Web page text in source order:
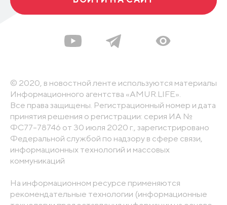
© 2020, в новостной ленте используются материалы
Информационного агентства «AMUR.LIFE».
Все права защищены. Регистрационный номер и дата
принятия решения о регистрации: серия ИА №
ФС77-78746 от 30 июля 2020 г., зарегистрировано
Федеральной службой по надзору в сфере связи,
информационных технологий и массовых
коммуникаций
На информационном ресурсе применяются
рекомендательные технологии (информационные